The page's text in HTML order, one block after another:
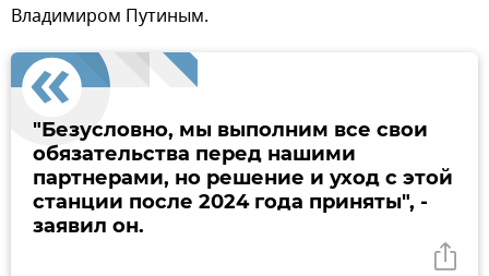
Владимиром Путиным.
"Безусловно, мы выполним все свои
обязательства перед нашими
партнерами, но решение и уход с этой
станции после 2024 года приняты", -
заявил он.